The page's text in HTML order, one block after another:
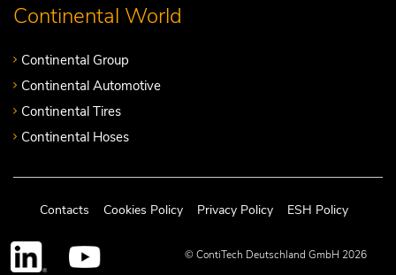
Continental World
Continental Group
Continental Automotive
Continental Tires
Continental Hoses
Contacts Cookies Policy Privacy Policy ESH Policy
© ContiTech Deutschland GmbH 2026